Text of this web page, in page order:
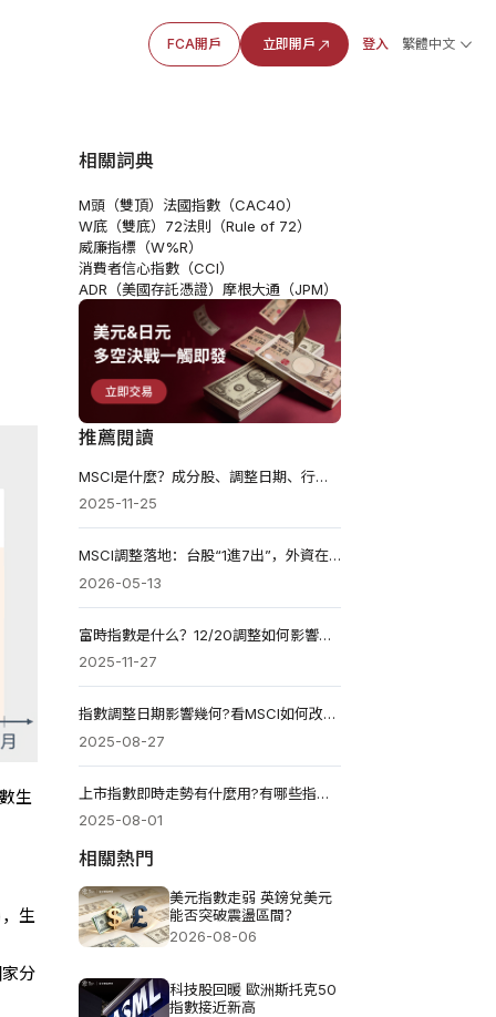
FCA開戶 立即開戶 登入 繁體中文
生
生
分
相關詞典
M頭（雙頂） 法國指數（CAC40）
W底（雙底） 72法則（Rule of 72）
威廉指標（W%R）
消費者信心指數（CCI）
ADR（美國存託憑證） 摩根大通（JPM）
推薦閱讀
MSCI是什麼？成分股、調整日期、行情影響與投資全解析
2025-11-25
MSCI調整落地：台股“1進7出”，外資在撤還是在換?
2026-05-13
富時指數是什么？12/20調整如何影響台股？投資策略指南
2025-11-27
指數調整日期影響幾何?看MSCI如何改變台股格局
2025-08-27
上市指數即時走勢有什麼用?有哪些指數需要重點關注?
2025-08-01
相關熱門
美元指數走弱 英鎊兌美元
能否突破震盪區間？
2026-08-06
科技股回暖 歐洲斯托克50
指數接近新高